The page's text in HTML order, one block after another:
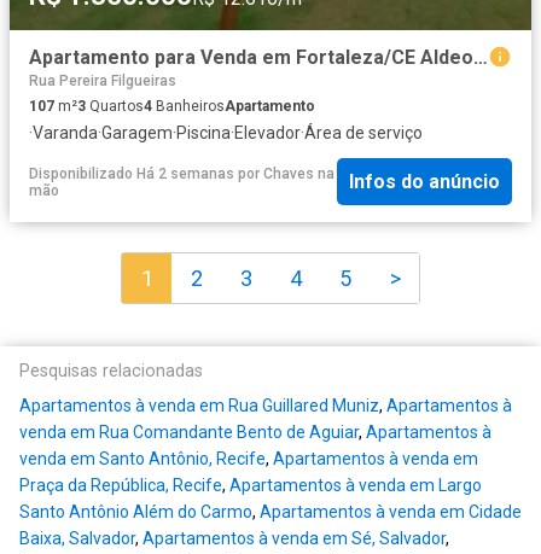
Apartamento para Venda em Fortaleza/CE Aldeota 3 Quartos
Rua Pereira Filgueiras
107 m²3 Quartos4 BanheirosApartamento
·Varanda·Garagem·Piscina·Elevador·Área de serviço
Disponibilizado Há 2 semanas por Chaves na
mão
Infos do anúncio
1 2 3 4 5 >
Pesquisas relacionadas
Apartamentos à venda em Rua Guillared Muniz, Apartamentos à
venda em Rua Comandante Bento de Aguiar, Apartamentos à
venda em Santo Antônio, Recife, Apartamentos à venda em
Praça da República, Recife, Apartamentos à venda em Largo
Santo Antônio Além do Carmo, Apartamentos à venda em Cidade
Baixa, Salvador, Apartamentos à venda em Sé, Salvador,